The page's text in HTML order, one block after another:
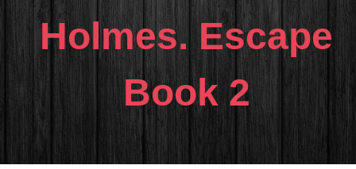
Holmes. Escape
Book 2